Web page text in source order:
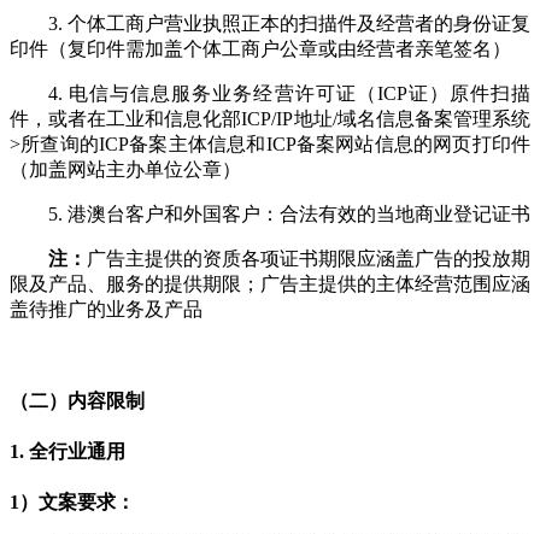
3. 个体工商户营业执照正本的扫描件及经营者的身份证复
印件（复印件需加盖个体工商户公章或由经营者亲笔签名）
4. 电信与信息服务业务经营许可证（ICP证）原件扫描
件，或者在工业和信息化部ICP/IP地址/域名信息备案管理系统
>所查询的ICP备案主体信息和ICP备案网站信息的网页打印件
（加盖网站主办单位公章）
5. 港澳台客户和外国客户：合法有效的当地商业登记证书
注： 广告主提供的资质各项证书期限应涵盖广告的投放期
限及产品、服务的提供期限；广告主提供的主体经营范围应涵
盖待推广的业务及产品
（二）内容限制
1. 全行业通用
1）文案要求：